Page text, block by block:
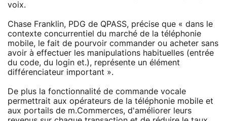
voix.
Chase Franklin, PDG de QPASS, précise que « dans le
contexte concurrentiel du marché de la téléphonie
mobile, le fait de pourvoir commander ou acheter sans
avoir à effectuer les manipulations habituelles (entrée
du code, du login et.), représente un élément
différenciateur important ».
De plus la fonctionnalité de commande vocale
permettrait aux opérateurs de la téléphonie mobile et
aux portails de m.Commerces, d'améliorer leurs